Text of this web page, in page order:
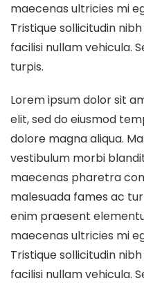
maecenas ultricies mi
Tristique sollicitudin
facilisi nullam vehicula.
turpis.
Lorem ipsum dolor sit
elit, sed do eiusmod
dolore magna aliqua.
vestibulum morbi
maecenas pharetra
malesuada fames ac
enim praesent
maecenas ultricies mi
Tristique sollicitudin
facilisi nullam vehicula.